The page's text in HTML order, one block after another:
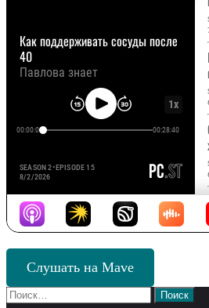
Слушать на Mave
Найти: